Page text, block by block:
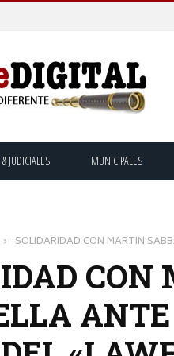
JUDICIALES MUNICIPALES
› SOLIDARIDAD CON MARTIN
CON